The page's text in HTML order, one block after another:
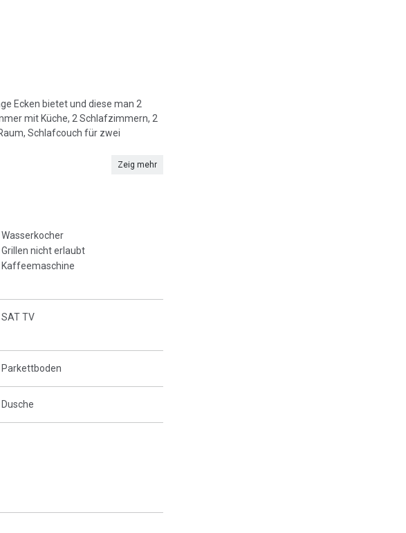
Ecken bietet und diese man 2
mit Küche, 2 Schlafzimmern, 2
Schlafcouch für zwei
Zeig mehr
Wasserkocher
Grillen nicht erlaubt
Kaffeemaschine
SAT TV
Parkettboden
Dusche